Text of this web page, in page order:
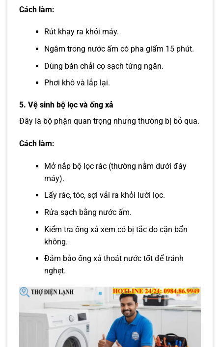
Cách làm:
Rút khay ra khỏi máy.
Ngâm trong nước ấm có pha giấm 15 phút.
Dùng bàn chải cọ sạch từng ngăn.
Phơi khô và lắp lại.
5. Vệ sinh bộ lọc và ống xả
Đây là bộ phận quan trọng nhưng thường bị bỏ qua.
Cách làm:
Mở nắp bộ lọc rác (thường nằm dưới đáy
máy).
Lấy rác, tóc, sợi vải ra khỏi lưới lọc.
Rửa sạch bằng nước ấm.
Kiểm tra ống xả xem có bị tắc do cặn bẩn
không.
Đảm bảo ống xả thoát nước tốt để tránh
nghẹt.